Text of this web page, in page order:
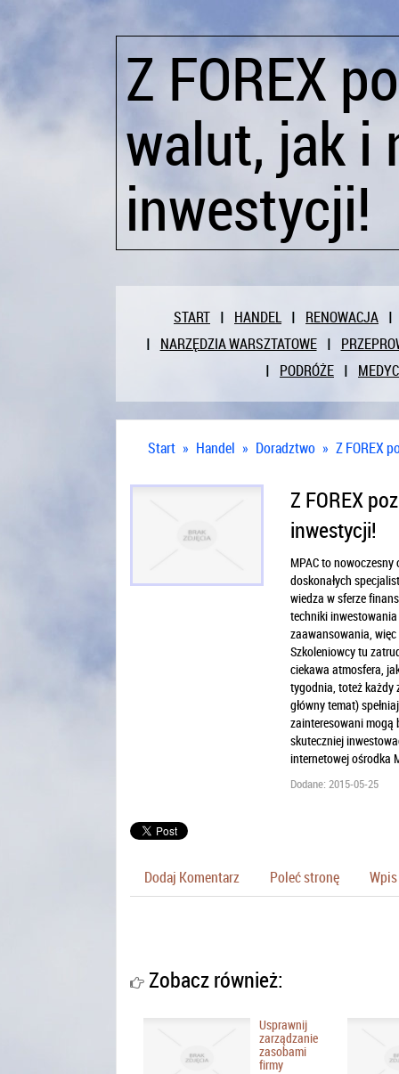
Z FOREX
walut, jak i
inwestycji!
START HANDEL
RENOWACJA
NARZĘDZIA WARSZTATOWE
PODRÓŻE
Start » Handel » Doradztwo » Z FOREX
Z FOREX
inwestycji!
MPAC to
doskonałych
wiedza w sferze
techniki
zaawansowania,
Szkoleniowcy tu
ciekawa atmosfera,
tygodnia, toteż każdy
główny temat)
zainteresowani mogą
skuteczniej
internetowej ośrodka
Dodane: 2015-05-25
Dodaj Komentarz Poleć stronę
Zobacz również:
Usprawnij
zarządzanie
zasobami
firmy